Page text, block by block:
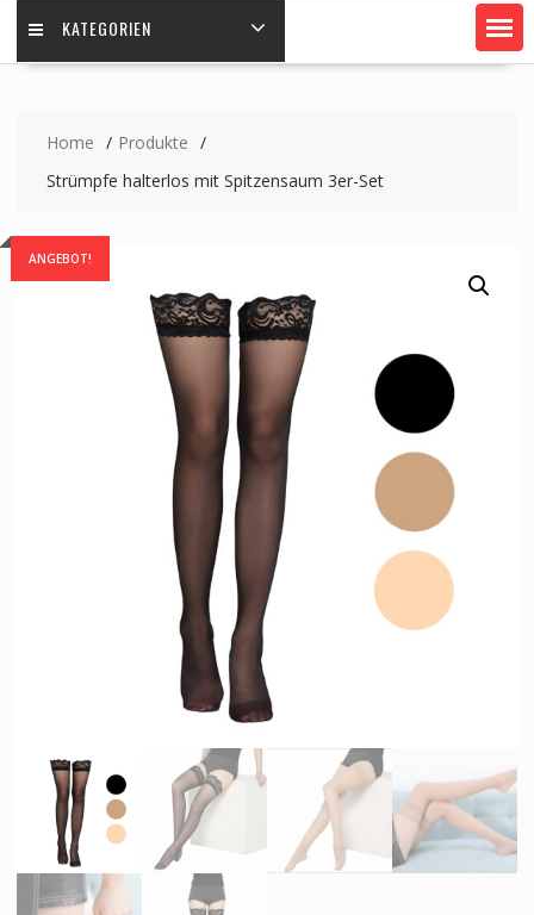
KATEGORIEN
Home
Produkte
Strümpfe halterlos mit Spitzensaum 3er-Set
ANGEBOT!